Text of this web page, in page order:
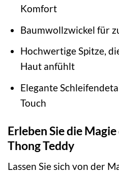
Komfort
Baumwollzwickel für
Hochwertige Spitze,
Haut anfühlt
Elegante
Touch
Erleben Sie die
Thong Teddy
Lassen Sie sich von der